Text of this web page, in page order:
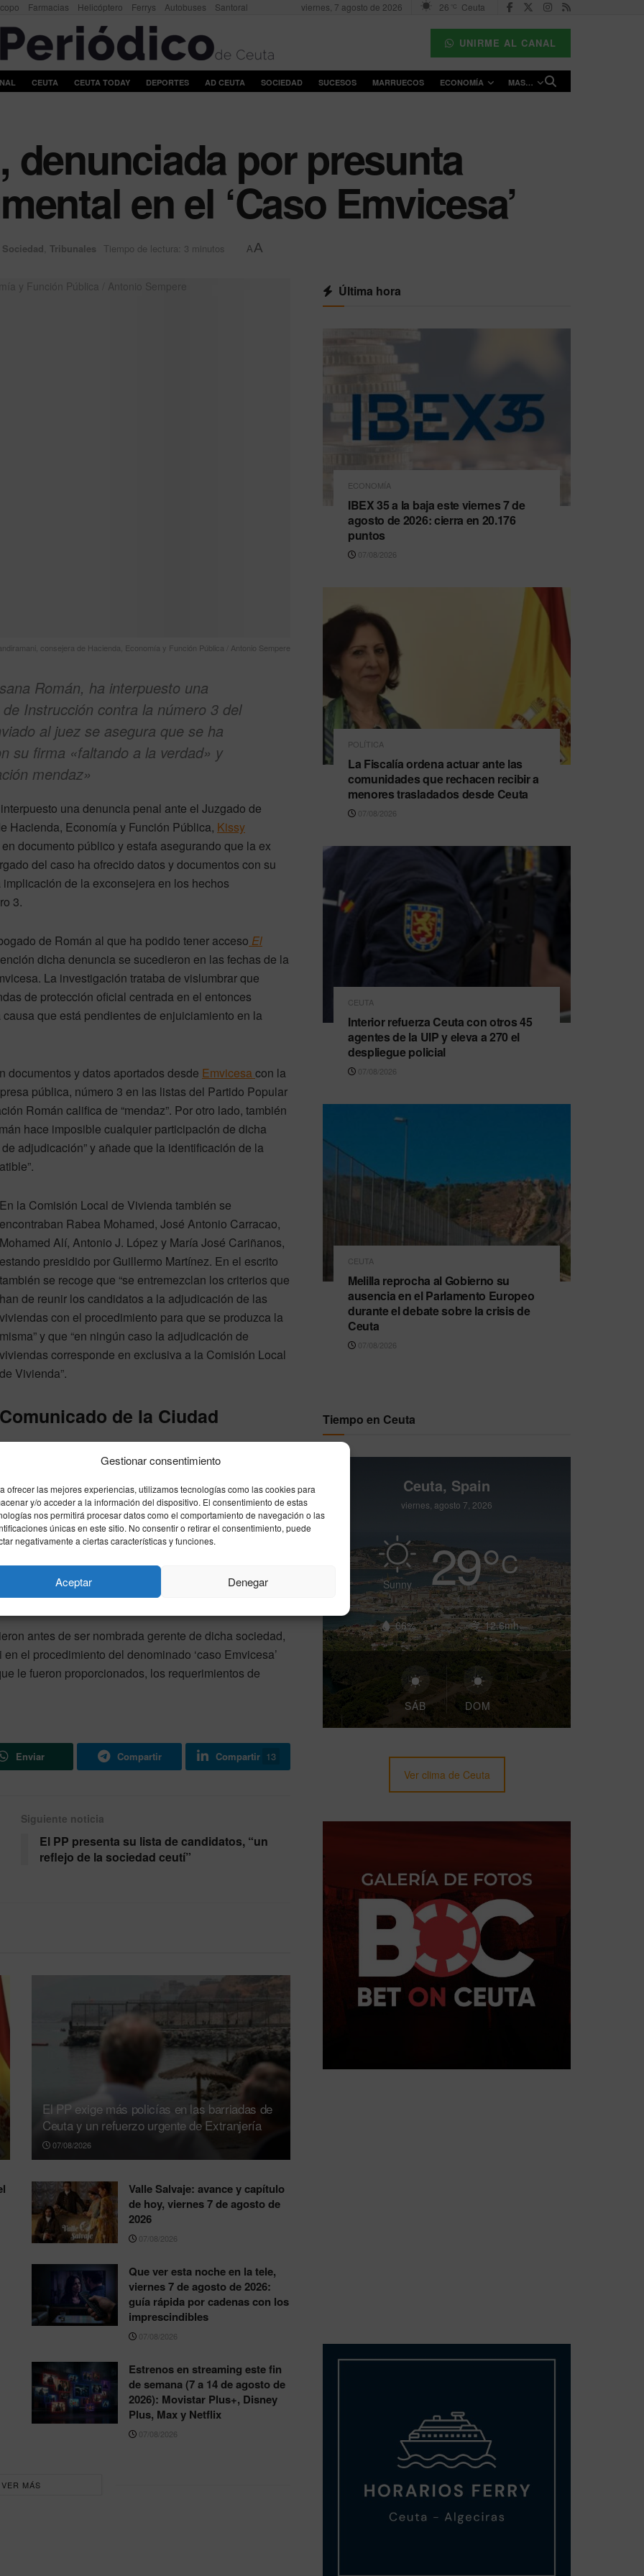
Gestionar consentimiento
ofrecer las mejores experiencias, utilizamos tecnologías como las cookies para
y/o acceder a la información del dispositivo. El consentimiento de estas
nos permitirá procesar datos como el comportamiento de navegación o las
únicas en este sitio. No consentir o retirar el consentimiento, puede
negativamente a ciertas características y funciones.
Aceptar Denegar
Farmacias Helicóptero Ferrys Autobuses Santoral viernes, 7 agosto de 2026 26 °C Ceuta
UNIRME AL CANAL
CEUTA CEUTA TODAY DEPORTES AD CEUTA SOCIEDAD SUCESOS MARRUECOS ECONOMÍA MAS…
denunciada por presunta
en el ‘Caso Emvicesa’
Sociedad, Tribunales Tiempo de lectura: 3 minutos AA
consejera de Hacienda, Economía y Función Pública / Antonio Sempere
Román, ha interpuesto una
Instrucción contra la número 3 del
al juez se asegura que se ha
su firma «faltando a la verdad» y
mendaz»
una denuncia penal ante el Juzgado de
Hacienda, Economía y Función Pública, Kissy
documento público y estafa asegurando que la ex
del caso ha ofrecido datos y documentos con su
de la exconsejera en los hechos
3.
de Román al que ha podido tener acceso El
dicha denuncia se sucedieron en las fechas de la
La investigación trataba de vislumbrar que
de protección oficial centrada en el entonces
que está pendientes de enjuiciamiento en la
documentos y datos aportados desde Emvicesacon la
pública, número 3 en las listas del Partido Popular
Román califica de “mendaz”. Por otro lado, también
hace imposible cualquier participación de dicha
adjudicación” y añade que la identificación de la
En la Comisión Local de Vivienda también se
encontraban Rabea Mohamed, José Antonio Carracao,
Mohamed Alí, Antonio J. López y María José Cariñanos,
estando presidido por Guillermo Martínez. En el escrito
también se recoge que “se entremezclan los criterios que
han de reunir los candidatos a la adjudicación de las
viviendas con el procedimiento para que se produzca la
misma” y que “en ningún caso la adjudicación de
viviendas corresponde en exclusiva a la Comisión Local
de Vivienda”.
Comunicado de la Ciudad
En relación con la publicación en medios de
comunicación de una denuncia formulada contra la
consejera de Hacienda, Economía y Función Pública,
Kissy Chandiramani, y que alude a su etapa como
gerente de la Empresa Municipal de la Vivienda
(EMVICESA), el Gobierno de la Ciudad ha manifestado
conociéndose exclusivamente por lo
antes de ser nombrada gerente de dicha sociedad,
el procedimiento del denominado ‘caso Emvicesa’
le fueron proporcionados, los requerimientos de
Enviar Compartir Compartir 13
Siguiente noticia
El PP presenta su lista de candidatos, “un
reflejo de la sociedad ceutí”
El PP exige más policías en las barriadas de
Ceuta y un refuerzo urgente de Extranjería
07/08/2026
Valle Salvaje: avance y capítulo
de hoy, viernes 7 de agosto de
2026
07/08/2026
Que ver esta noche en la tele,
viernes 7 de agosto de 2026:
guía rápida por cadenas con los
imprescindibles
07/08/2026
Estrenos en streaming este fin
de semana (7 a 14 de agosto de
2026): Movistar Plus+, Disney
Plus, Max y Netflix
07/08/2026
VER MÁS
Última hora
ECONOMÍA
IBEX 35 a la baja este viernes 7 de
agosto de 2026: cierra en 20.176
puntos
07/08/2026
POLÍTICA
La Fiscalía ordena actuar ante las
comunidades que rechacen recibir a
menores trasladados desde Ceuta
07/08/2026
CEUTA
Interior refuerza Ceuta con otros 45
agentes de la UIP y eleva a 270 el
despliegue policial
07/08/2026
CEUTA
Melilla reprocha al Gobierno su
ausencia en el Parlamento Europeo
durante el debate sobre la crisis de
Ceuta
07/08/2026
Tiempo en Ceuta
Ceuta, Spain
viernes, agosto 7, 2026
Sunny 29°C
66% 12.6mh
SÁB DOM
Ver clima de Ceuta